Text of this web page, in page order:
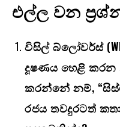
එල්ල වන
විසිල් බ්ලෝවර්ස් (
දූෂණය හෙළි කරන
කරන්නේ නම්, “
රජය තවදුරටත්